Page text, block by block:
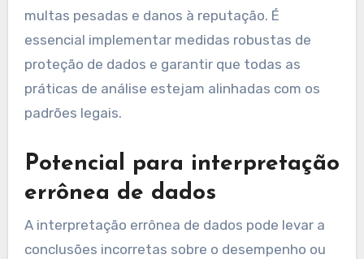
multas pesadas e danos à reputação. É
essencial implementar medidas robustas de
proteção de dados e garantir que todas as
práticas de análise estejam alinhadas com os
padrões legais.
Potencial para interpretação
errônea de dados
A interpretação errônea de dados pode levar a
conclusões incorretas sobre o desempenho ou